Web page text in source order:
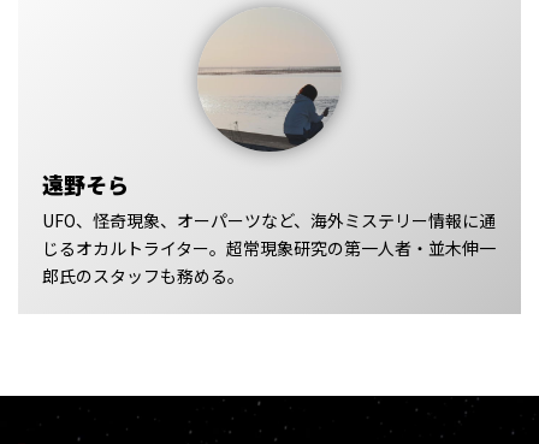
遠野そら
UFO、怪奇現象、オーパーツなど、海外ミステリー情報に通
じるオカルトライター。超常現象研究の第一人者・並木伸一
郎氏のスタッフも務める。